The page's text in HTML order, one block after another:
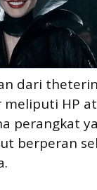
dari
meliputi HP
perangkat
berperan